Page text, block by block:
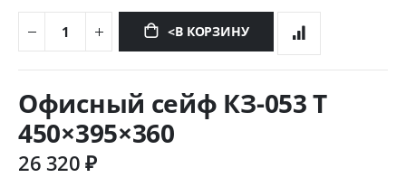
<В КОРЗИНУ
началу
галереи
изображений
Офисный сейф КЗ-053 Т
450×395×360
26 320 ₽